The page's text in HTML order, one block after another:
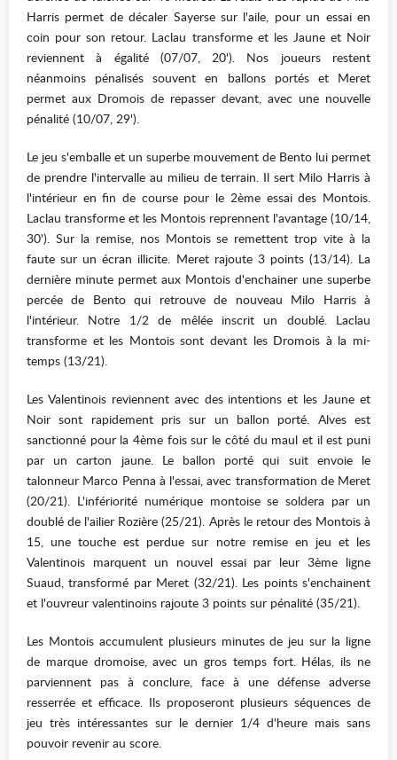
Harris permet de décaler Sayerse sur l'aile, pour un essai en
coin pour son retour. Laclau transforme et les Jaune et Noir
reviennent à égalité (07/07, 20'). Nos joueurs restent
néanmoins pénalisés souvent en ballons portés et Meret
permet aux Dromois de repasser devant, avec une nouvelle
pénalité (10/07, 29').
Le jeu s'emballe et un superbe mouvement de Bento lui permet
de prendre l'intervalle au milieu de terrain. Il sert Milo Harris à
l'intérieur en fin de course pour le 2ème essai des Montois.
Laclau transforme et les Montois reprennent l'avantage (10/14,
30'). Sur la remise, nos Montois se remettent trop vite à la
faute sur un écran illicite. Meret rajoute 3 points (13/14). La
dernière minute permet aux Montois d'enchainer une superbe
percée de Bento qui retrouve de nouveau Milo Harris à
l'intérieur. Notre 1/2 de mêlée inscrit un doublé. Laclau
transforme et les Montois sont devant les Dromois à la mi-
temps (13/21).
Les Valentinois reviennent avec des intentions et les Jaune et
Noir sont rapidement pris sur un ballon porté. Alves est
sanctionné pour la 4ème fois sur le côté du maul et il est puni
par un carton jaune. Le ballon porté qui suit envoie le
talonneur Marco Penna à l'essai, avec transformation de Meret
(20/21). L'infériorité numérique montoise se soldera par un
doublé de l'ailier Rozière (25/21). Après le retour des Montois à
15, une touche est perdue sur notre remise en jeu et les
Valentinois marquent un nouvel essai par leur 3ème ligne
Suaud, transformé par Meret (32/21). Les points s'enchainent
et l'ouvreur valentinoins rajoute 3 points sur pénalité (35/21).
Les Montois accumulent plusieurs minutes de jeu sur la ligne
de marque dromoise, avec un gros temps fort. Hélas, ils ne
parviennent pas à conclure, face à une défense adverse
resserrée et efficace. Ils proposeront plusieurs séquences de
jeu très intéressantes sur le dernier 1/4 d'heure mais sans
pouvoir revenir au score.